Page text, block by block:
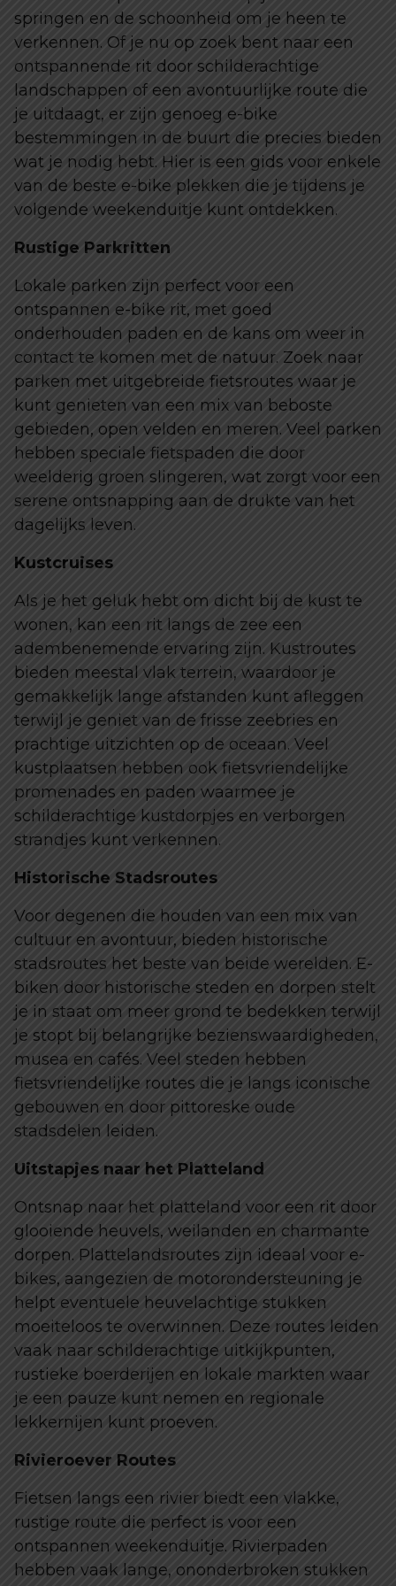
springen en de schoonheid om je heen te
verkennen. Of je nu op zoek bent naar een
ontspannende rit door schilderachtige
landschappen of een avontuurlijke route die
je uitdaagt, er zijn genoeg e-bike
bestemmingen in de buurt die precies bieden
wat je nodig hebt. Hier is een gids voor enkele
van de beste e-bike plekken die je tijdens je
volgende weekenduitje kunt ontdekken.
Rustige Parkritten
Lokale parken zijn perfect voor een
ontspannen e-bike rit, met goed
onderhouden paden en de kans om weer in
contact te komen met de natuur. Zoek naar
parken met uitgebreide fietsroutes waar je
kunt genieten van een mix van beboste
gebieden, open velden en meren. Veel parken
hebben speciale fietspaden die door
weelderig groen slingeren, wat zorgt voor een
serene ontsnapping aan de drukte van het
dagelijks leven.
Kustcruises
Als je het geluk hebt om dicht bij de kust te
wonen, kan een rit langs de zee een
adembenemende ervaring zijn. Kustroutes
bieden meestal vlak terrein, waardoor je
gemakkelijk lange afstanden kunt afleggen
terwijl je geniet van de frisse zeebries en
prachtige uitzichten op de oceaan. Veel
kustplaatsen hebben ook fietsvriendelijke
promenades en paden waarmee je
schilderachtige kustdorpjes en verborgen
strandjes kunt verkennen.
Historische Stadsroutes
Voor degenen die houden van een mix van
cultuur en avontuur, bieden historische
stadsroutes het beste van beide werelden. E-
biken door historische steden en dorpen stelt
je in staat om meer grond te bedekken terwijl
je stopt bij belangrijke bezienswaardigheden,
musea en cafés. Veel steden hebben
fietsvriendelijke routes die je langs iconische
gebouwen en door pittoreske oude
stadsdelen leiden.
Uitstapjes naar het Platteland
Ontsnap naar het platteland voor een rit door
glooiende heuvels, weilanden en charmante
dorpen. Plattelandsroutes zijn ideaal voor e-
bikes, aangezien de motorondersteuning je
helpt eventuele heuvelachtige stukken
moeiteloos te overwinnen. Deze routes leiden
vaak naar schilderachtige uitkijkpunten,
rustieke boerderijen en lokale markten waar
je een pauze kunt nemen en regionale
lekkernijen kunt proeven.
Rivieroever Routes
Fietsen langs een rivier biedt een vlakke,
rustige route die perfect is voor een
ontspannen weekenduitje. Rivierpaden
hebben vaak lange, ononderbroken stukken